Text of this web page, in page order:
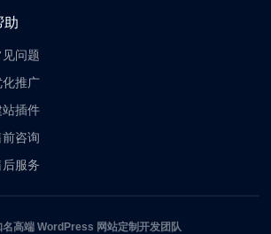
助
见问题
化推广
站插件
前咨询
后服务
名高端 WordPress 网站定制开发团队